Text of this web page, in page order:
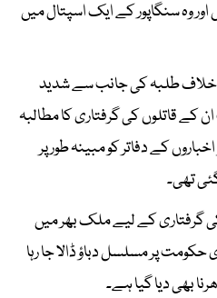
وہ سنگاپور کے ایک اسپتال میں
طلبہ کی جانب سے شدید
کے قاتلوں کی گرفتاری کا مطالبہ
کے دفاتر کو مبینہ طور پر
تھی۔
گرفتاری کے لیے ملک بھر میں
پر مسلسل دباؤ ڈالا جا رہا
بھی دیا گیا ہے۔